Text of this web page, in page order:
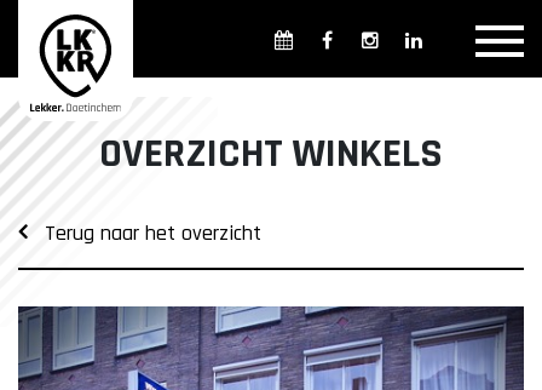
Overzicht winkels
Openingsdagen en -tijden
Weekmarkten
Overzicht Cultuur & Musea
OVERZICHT WINKELS
Terug naar het overzicht